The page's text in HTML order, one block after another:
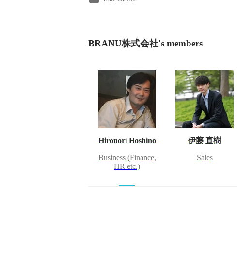
BRANU株式会社's members
Hironori Hoshino
Business (Finance,
HR etc.)
伊藤 直樹
Sales